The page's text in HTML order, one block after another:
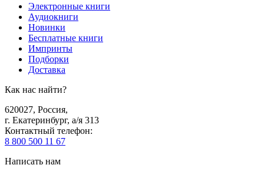
Электронные книги
Аудиокниги
Новинки
Бесплатные книги
Импринты
Подборки
Доставка
Как нас найти?
620027, Россия,
г. Екатеринбург, а/я 313
Контактный телефон:
8 800 500 11 67
Написать нам